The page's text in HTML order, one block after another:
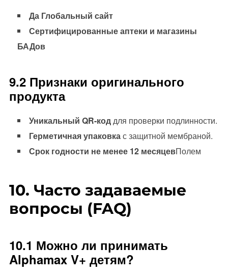
Да Глобальный сайт
Сертифицированные аптеки и магазины
БАДов
9.2 Признаки оригинального
продукта
Уникальный QR-коддля проверки подлинности.
Герметичная упаковкас защитной мембраной.
Срок годности не менее 12 месяцевПолем
10. Часто задаваемые
вопросы (FAQ)
10.1 Можно ли принимать
Alphamax V+ детям?